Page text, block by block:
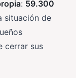
: 59.300
situación de
cerrar sus